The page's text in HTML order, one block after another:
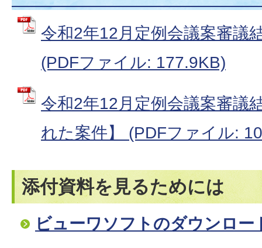
令和2年12月定例会議案審議
(PDFファイル: 177.9KB)
令和2年12月定例会議案審議
れた案件】 (PDFファイル:
添付資料を見るためには
ビューワソフトのダウンロー